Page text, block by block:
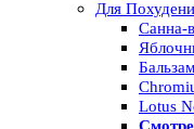
Для
Санна-
Lotus